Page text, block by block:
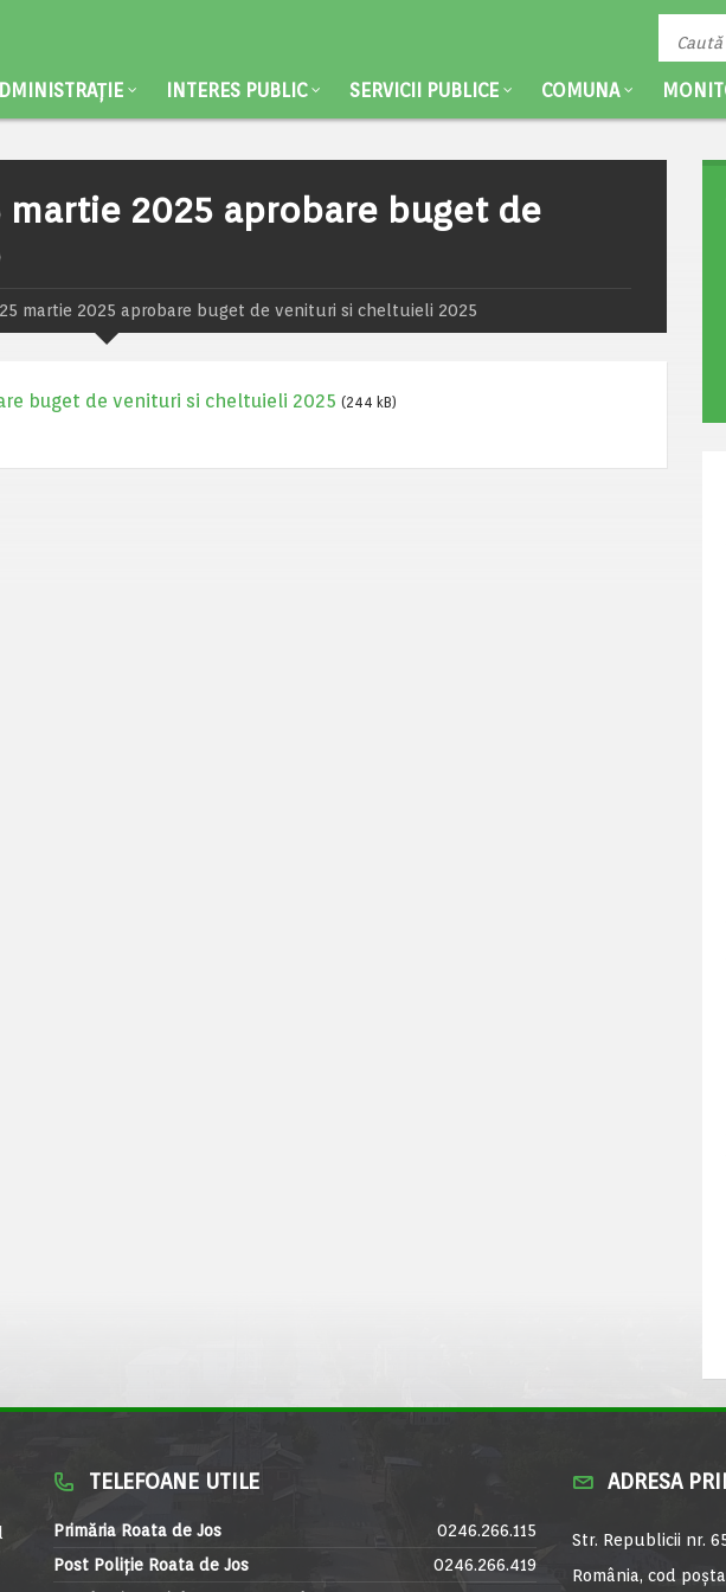
INTERES PUBLIC SERVICII PUBLICE COMUNA
martie 2025 aprobare buget de
25 martie 2025 aprobare buget de venituri si cheltuieli 2025
buget de venituri si cheltuieli 2025 (244 kB)
TELEFOANE UTILE
Primăria Roata de Jos
0246.266.115
Post Poliție Roata de Jos
0246.266.419
ADRESA
Str. Republicii nr.
România, cod